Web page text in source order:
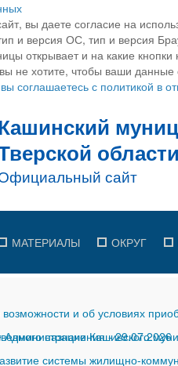
вы даете согласие на
и версия ОС, тип и версия
открывает и на какие
не хотите, чтобы ваши данные
соглашаетесь с политикой в
МАТЕРИАЛЫ ОКРУГ
и об условиях
назначения-29.07.2026
Кашинского
системы жилищно-